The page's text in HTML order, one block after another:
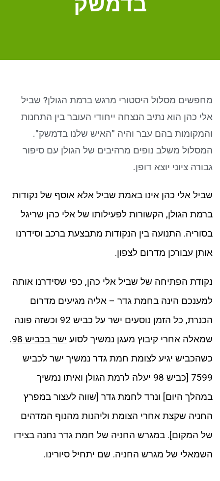
מחפשים מסלול היסטורי מרגש ברמת הגולן? שביל
אלי כהן הוא נתיב הנצחה ייחודי העובר בין התחנות
והמקומות בהם עבר והיה "האיש שלנו בדמשק".
המסלול משלב נופים מרהיבים של הגולן עם סיפור
גבורה ציוני יוצא דופן.
שביל אלי כהן אינו באמת שביל אלא אוסף של נקודות
ברמת הגולן, הקשורות לפעילותו של אלי כהן שריגל
בסוריה. התנועה בין הנקודות מתבצעת ברכב וסידרנו
אותן עבורכן מדרום לצפון.
נקודת הפתיחה של שביל אלי כהן, כפי שסידרנו אותה
למענכם הינה בחמת גדר – אליה מגיעים מדרום
הכנרת, כל הזמן נוסעים ישר על כביש 92 וכשזה פונה
שמאלה אחרי קיבוץ מעגן נמשיך לסוע ישר בכביש 98
.
כשהכביש יגיע לצומת חמת גדר נמשיך ישר לכביש
7599 [כביש 98 יעלה לרמת הגולן ואיתו נמשיך
במהלך היום] ונרד לחמת גדר [שווה לעצור במפרץ
החניה שקצת אחרי הצומת וליהנות מהנוף המדהים
של המקום]. במגרש החניה של חמת גדר נחנה בצידו
השמאלי של מגרש החניה. שם יתחיל סיורינו.